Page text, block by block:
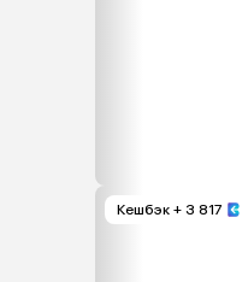
Кешбэк + 3 817